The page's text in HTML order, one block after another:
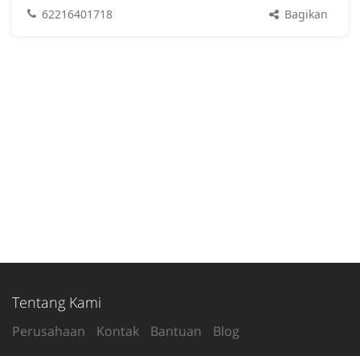
62216401718 Bagikan
Tentang Kami
Perusahaan Kontak Bantuan Blog